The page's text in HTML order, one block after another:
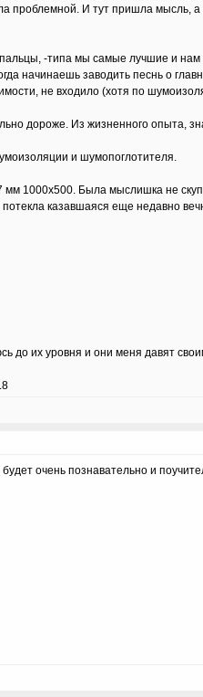
проблемной. И тут пришла мысль,
-типа мы самые лучшие и
начинаешь заводить песнь о
не входило (хотя по
дороже. Из жизненного опыта,
и шумопоглотителя.
1000х500. Была мыслишка не
казавшаяся еще недавно
до их уровня и они меня давят
очень познавательно и